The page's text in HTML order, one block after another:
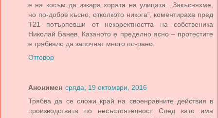
е на косъм да изкара хората на улицата. „Закъсняхме,
но по-добре късно, отколкото никога”, коментираха пред
Т21 потърпевши от некоректността на собственика
Николай Банев. Казаното е пределно ясно – протестите
е трябвало да започнат много по-рано.
Отговор
Анонимен сряда, 19 октомври, 2016
Трябва да се сложи край на своенравните действия в
производствата по несъстоятелност. След като има